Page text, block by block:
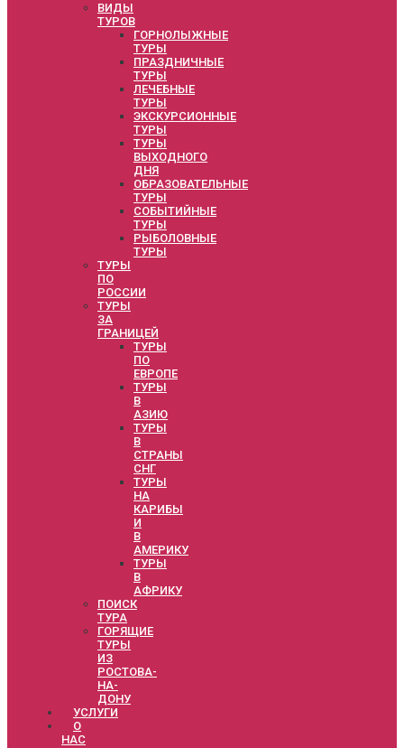
ВИДЫ
ТУРОВ
ГОРНОЛЫЖНЫЕ
ТУРЫ
ПРАЗДНИЧНЫЕ
ТУРЫ
ЛЕЧЕБНЫЕ
ТУРЫ
ЭКСКУРСИОННЫЕ
ТУРЫ
ТУРЫ
ВЫХОДНОГО
ДНЯ
ОБРАЗОВАТЕЛЬНЫЕ
ТУРЫ
СОБЫТИЙНЫЕ
ТУРЫ
РЫБОЛОВНЫЕ
ТУРЫ
ТУРЫ
ПО
РОССИИ
ТУРЫ
ЗА
ГРАНИЦЕЙ
ТУРЫ
ПО
ЕВРОПЕ
ТУРЫ
В
АЗИЮ
ТУРЫ
В
СТРАНЫ
СНГ
ТУРЫ
НА
КАРИБЫ
И
В
АМЕРИКУ
ТУРЫ
В
АФРИКУ
ПОИСК
ТУРА
ГОРЯЩИЕ
ТУРЫ
ИЗ
РОСТОВА-
НА-
ДОНУ
УСЛУГИ
О
НАС